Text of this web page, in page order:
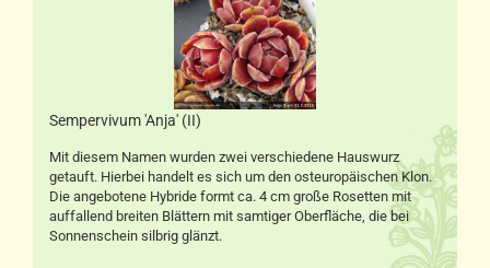
Sempervivum 'Anja' (II)
Mit diesem Namen wurden zwei verschiedene Hauswurz
getauft. Hierbei handelt es sich um den osteuropäischen Klon.
Die angebotene Hybride formt ca. 4 cm große Rosetten mit
auffallend breiten Blättern mit samtiger Oberfläche, die bei
Sonnenschein silbrig glänzt.